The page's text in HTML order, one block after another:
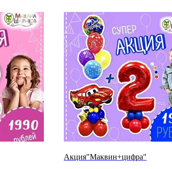
Акция"Маквин+цифра"